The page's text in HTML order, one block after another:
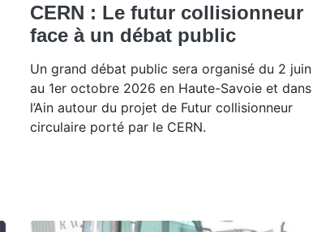
CERN : Le futur collisionneur
face à un débat public
Un grand débat public sera organisé du 2 juin
au 1er octobre 2026 en Haute-Savoie et dans
l’Ain autour du projet de Futur collisionneur
circulaire porté par le CERN.